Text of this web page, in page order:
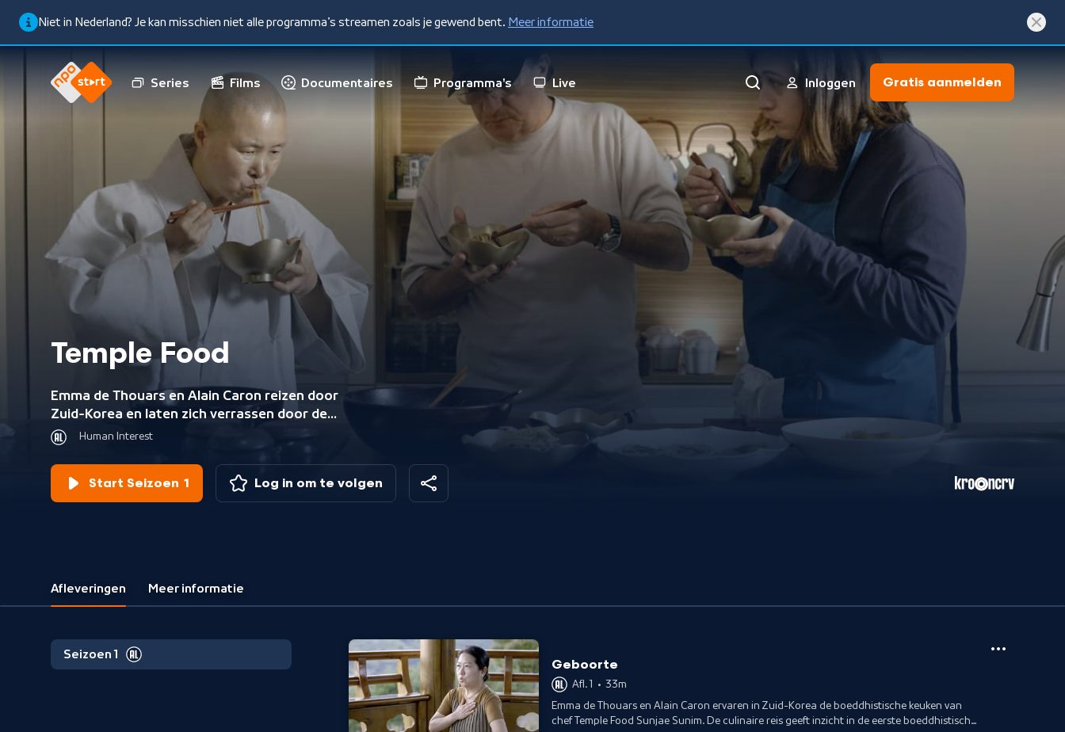
Niet in Nederland? Je kan misschien niet alle programma’s streamen zoals je gewend bent. Meer informatie
Series Films Documentaires Programma's Live Inloggen Gratis aanmelden
Temple Food
Emma de Thouars en Alain Caron reizen door
Zuid-Korea en laten zich verrassen door de
boeddhistische keuken van de vier masterchefs
Temple Food die het land rijk is.
Human Interest
Start Seizoen 1 Log in om te volgen
Afleveringen Meer informatie
Seizoen 1
Geboorte
Afl. 1 • 33m
Emma de Thouars en Alain Caron ervaren in Zuid-Korea de boeddhistische keuken van
chef Temple Food Sunjae Sunim. De culinaire reis geeft inzicht in de eerste boeddhistische